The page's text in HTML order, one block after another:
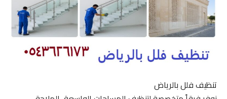
تنظيف فلل بالرياض